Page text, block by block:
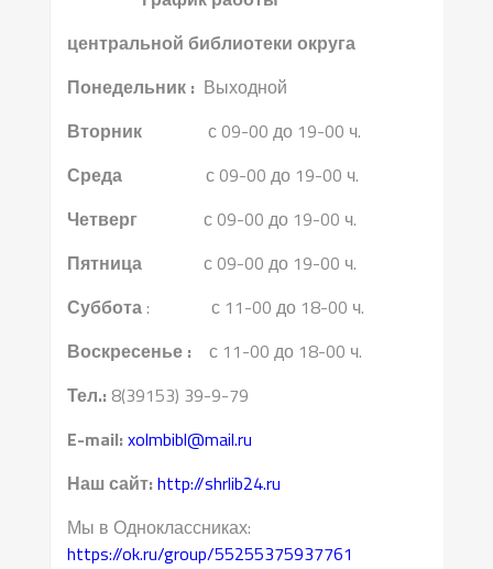
центральной библиотеки округа
Понедельник : Выходной
Вторникс 09-00 до 19-00 ч.
Среда
с 09-00 до 19-00 ч.
Четверг
с 09-00 до 19-00 ч.
Пятницас 09-00 до 19-00 ч.
Суббота: с 11-00 до 18-00 ч.
Воскресенье : с 11-00 до 18-00 ч.
Тел.: 8(39153) 39-9-79
E-mail: xolmbibl@mail.ru
Наш сайт: http://shrlib24.ru
Мы в Одноклассниках:
https://ok.ru/group/55255375937761